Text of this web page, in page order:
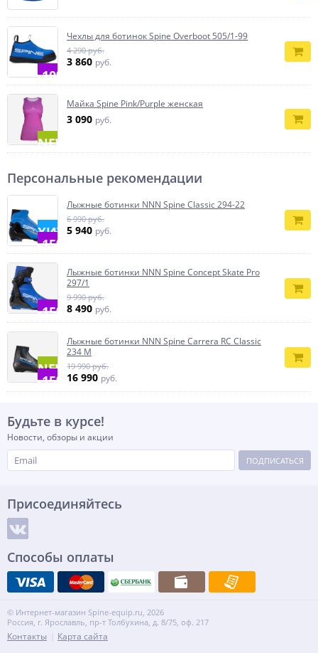
-10%
Чехлы для ботинок Spine Overboot 505/1-99
4 290 руб.
3 860 руб.
NEW
Майка Spine Pink/Purple женская
3 090 руб.
Персональные рекомендации
ХИТ
-15%
Лыжные ботинки NNN Spine Classic 294-22
6 990 руб.
5 940 руб.
-15%
Лыжные ботинки NNN Spine Concept Skate Pro
297/1
9 990 руб.
8 490 руб.
NEW
-15%
Лыжные ботинки NNN Spine Carrera RC Classic
234 M
19 990 руб.
16 990 руб.
Будьте в курсе!
Новости, обзоры и акции
ПОДПИСАТЬСЯ
Присоединяйтесь
Способы оплаты
© Интернет-магазин Spine-equip.ru, 2026
Россия, г. Ярославль, пр-т Толбухина, д. 8/75, оф. 217
Контакты Карта сайта